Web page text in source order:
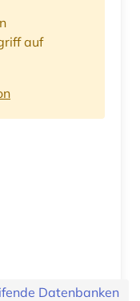
auf
Datenbanken